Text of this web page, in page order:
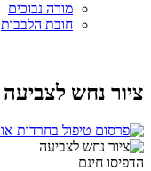
מורה נבוכים
חובת הלבבות
ציור נחש לצביעה
הדפיסו חינם